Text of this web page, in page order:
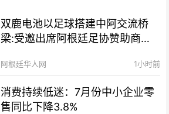
双鹿电池以足球搭建中阿交流桥
梁:受邀出席阿根廷足协赞助商招
阿根廷华人网 1小时前
消费持续低迷：7月份中小企业零
售同比下降3.8%